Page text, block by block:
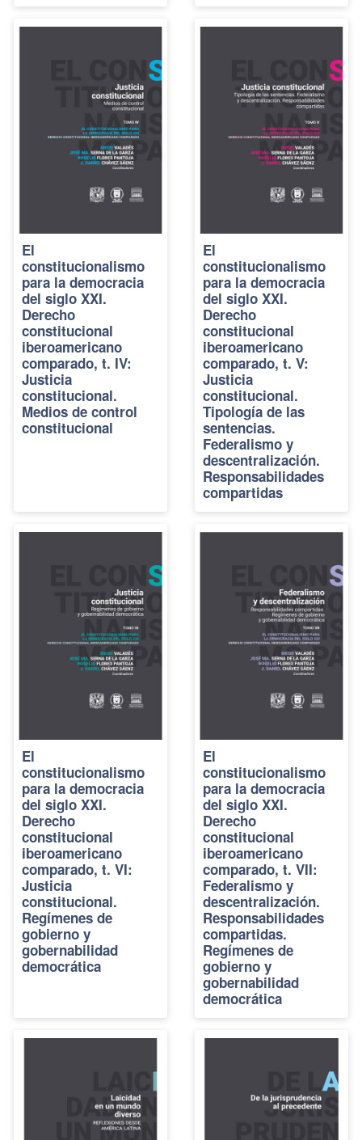
El
constitucionalismo
para la democracia
del siglo XXI.
Derecho
constitucional
iberoamericano
comparado, t. IV:
Justicia
constitucional.
Medios de control
constitucional
El
constitucionalismo
para la democracia
del siglo XXI.
Derecho
constitucional
iberoamericano
comparado, t. V:
Justicia
constitucional.
Tipología de las
sentencias.
Federalismo y
descentralización.
Responsabilidades
compartidas
El
constitucionalismo
para la democracia
del siglo XXI.
Derecho
constitucional
iberoamericano
comparado, t. VI:
Justicia
constitucional.
Regímenes de
gobierno y
gobernabilidad
democrática
El
constitucionalismo
para la democracia
del siglo XXI.
Derecho
constitucional
iberoamericano
comparado, t. VII:
Federalismo y
descentralización.
Responsabilidades
compartidas.
Regímenes de
gobierno y
gobernabilidad
democrática